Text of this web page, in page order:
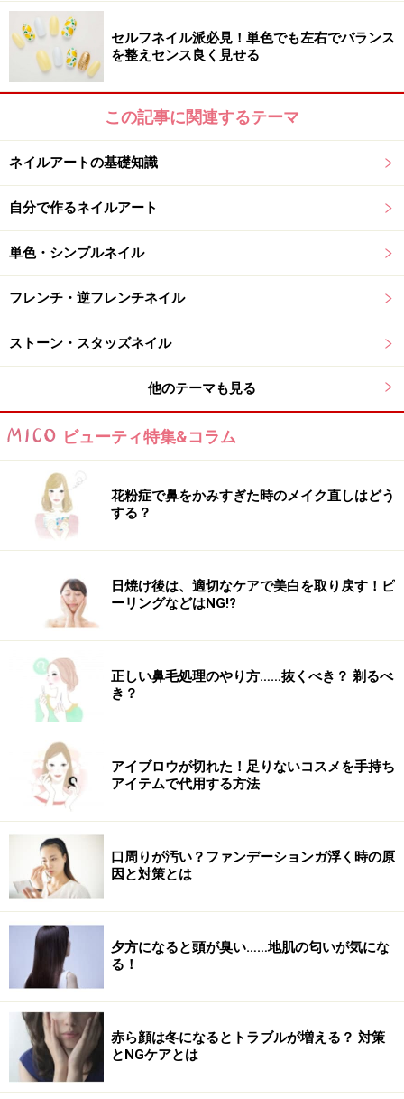
3．2で使用したピンクに、ホワイトのネイルカラーをミ
ックスします。淡いパステルピンクを作ることで、2の
濃いピンクと合わせるとグラデーション効果でデザイン
に立体感がプラスされます。
細筆で淡いピンクのラインを引く
4．細筆に淡いパステルピンクを取り、 濃いピンクのラ
インに細目にラインを引きます。細筆は1本持っておく
と便利です。
3色目のパステルパープルでラインを引く
5．パステルパープルのネイルカラーを、空いている隙
間に描いていきます。爪の長さにもよりますが、3色ラ
インを引くと濃淡のバランスが整いプロっぽい仕上がり
大粒パールを根元に置く
6．トレンドの大粒パールを根元に飾ります。中指と薬
指に1粒ずつ置くとバランスがきれい。
トップコートを重ねる
7. 美しいデザインをより長持ちさせるために、上からト
ップコートを重ねるのを忘れずに！
春らしいゼブラデザインのネイル
8．パステルカラーが可愛い、ゴージャスなゼブラネイ
ルの完成です。
ゼブラデザインバリエーション
色を変えるだけで広がるゼブラバリエーション
（左）ブラウン単色でクールなゼブラ
アイボリーのベースカラーにブラウン1色でゼブラ柄を
描きます。単色なので、太いところと細いところのデザ
インにメリハリをつけるとカッコよく仕上がります。△
セルフネイル派必見！単色でも左右でバランス
を整えセンス良く見せる
この記事に関連するテーマ
ネイルアートの基礎知識
自分で作るネイルアート
単色・シンプルネイル
フレンチ・逆フレンチネイル
ストーン・スタッズネイル
他のテーマも見る
ビューティ特集&コラム
花粉症で鼻をかみすぎた時のメイク直しはどう
する？
日焼け後は、適切なケアで美白を取り戻す！ピ
ーリングなどはNG!?
正しい鼻毛処理のやり方……抜くべき？ 剃るべ
き？
アイブロウが切れた！足りないコスメを手持ち
アイテムで代用する方法
口周りが汚い？ファンデーションガ浮く時の原
因と対策とは
夕方になると頭が臭い……地肌の匂いが気にな
る！
赤ら顔は冬になるとトラブルが増える？ 対策
とNGケアとは